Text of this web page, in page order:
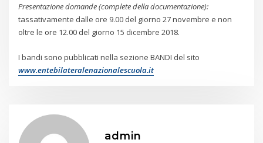
Presentazione domande (complete della documentazione):
tassativamente dalle ore 9.00 del giorno 27 novembre e non
oltre le ore 12.00 del giorno 15 dicembre 2018.
I bandi sono pubblicati nella sezione BANDI del sito
www.entebilateralenazionalescuola.it
admin